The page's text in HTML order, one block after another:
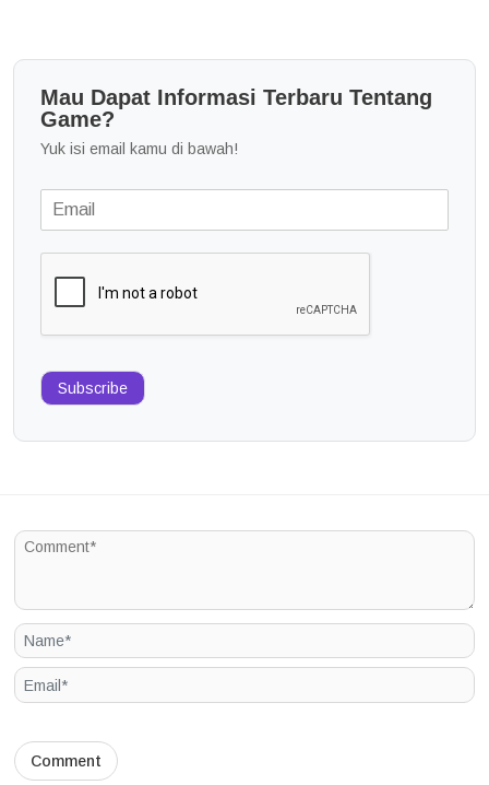
Mau Dapat Informasi Terbaru Tentang
Game?
Yuk isi email kamu di bawah!
Subscribe